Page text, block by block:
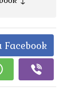
Facebook